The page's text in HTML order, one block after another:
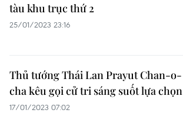
tàu khu trục thứ 2
25/01/2023 23:16
Thủ tướng Thái Lan Prayut Chan-o-
cha kêu gọi cử tri sáng suốt lựa chọn
17/01/2023 07:02